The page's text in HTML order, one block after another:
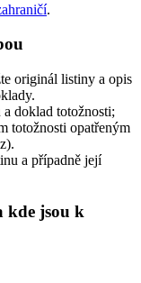
.
originál listiny a opis
.
doklad totožnosti;
totožnosti opatřeným
.
a případně její
kde jsou k